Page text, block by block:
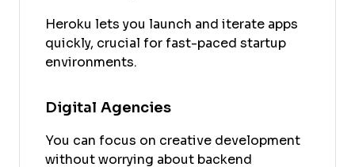
Heroku lets you launch and iterate apps
quickly, crucial for fast-paced startup
environments.
Digital Agencies
You can focus on creative development
without worrying about backend